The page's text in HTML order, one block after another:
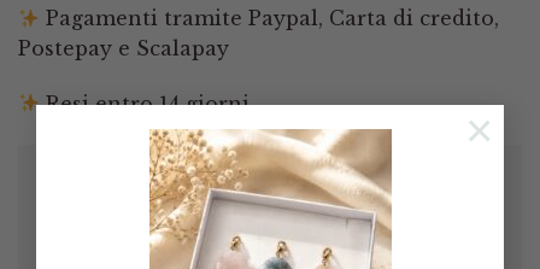
×
Pagamenti tramite Paypal, Carta di credito,
Postepay e Scalapay
Resi entro 14 giorni